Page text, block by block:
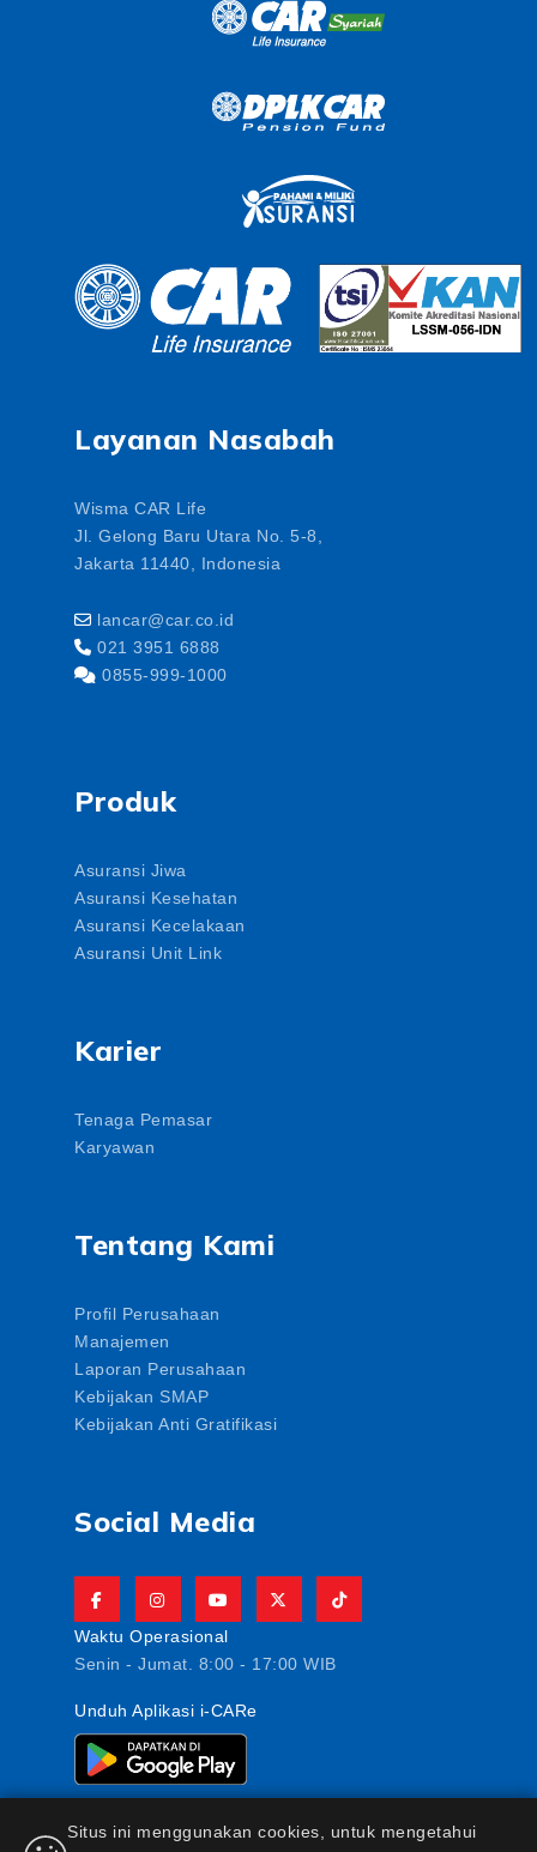
Layanan Nasabah
Wisma CAR Life
Jl. Gelong Baru Utara No. 5-8,
Jakarta 11440, Indonesia
lancar@car.co.id
021 3951 6888
0855-999-1000
Produk
Asuransi Jiwa
Asuransi Kesehatan
Asuransi Kecelakaan
Asuransi Unit Link
Karier
Tenaga Pemasar
Karyawan
Tentang Kami
Profil Perusahaan
Manajemen
Laporan Perusahaan
Kebijakan SMAP
Kebijakan Anti Gratifikasi
Social Media
Waktu Operasional
Senin - Jumat. 8:00 - 17:00 WIB
Unduh Aplikasi i-CARe
Situs ini menggunakan cookies, untuk mengetahui